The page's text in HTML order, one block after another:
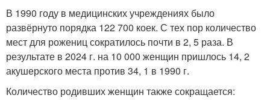
В 1990 году в медицинских учреждениях было
развёрнуто порядка 122 700 коек. С тех пор количество
мест для рожениц сократилось почти в 2, 5 раза. В
результате в 2024 г. на 10 000 женщин пришлось 14, 2
акушерского места против 34, 1 в 1990 г.
Количество родивших женщин также сокращается: